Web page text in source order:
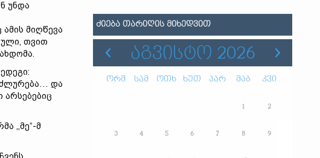
უნდა
მიღწევა
თვით
და
,,მე“-მ
ᲫᲘᲔᲑᲐ ᲗᲐᲠᲘᲦᲘᲡ ᲛᲘᲮᲔᲓᲕᲘᲗ
ᲐᲒᲕᲘᲡᲢᲝ 2026
ორშ სამ ოთხ ხუთ პარ შაბ კვი
1 2
3 4 5 6 7 8 9